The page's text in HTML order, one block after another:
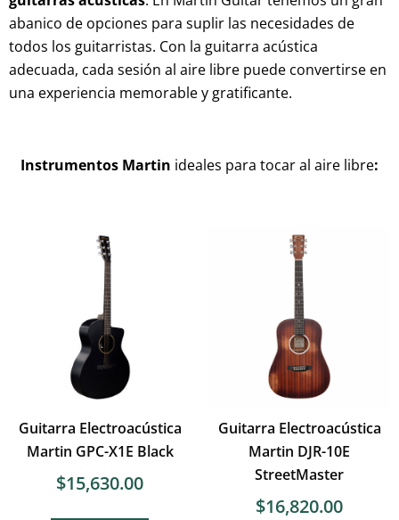
abanico de opciones para suplir las necesidades de
todos los guitarristas. Con la guitarra acústica
adecuada, cada sesión al aire libre puede convertirse en
una experiencia memorable y gratificante.
Instrumentos Martin ideales para tocar al aire libre:
Guitarra Electroacústica
Martin GPC-X1E Black
$15,630.00
Guitarra Electroacústica
Martin DJR-10E
StreetMaster
$16,820.00